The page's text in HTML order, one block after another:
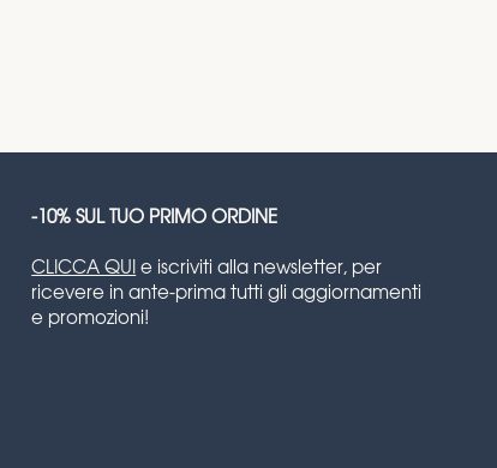
-10% SUL TUO PRIMO ORDINE
CLICCA QUI e iscriviti alla newsletter, per
ricevere in ante-prima tutti gli aggiornamenti
e promozioni!